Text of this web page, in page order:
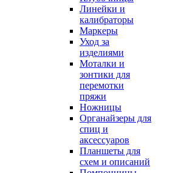
Линейки и
калибраторы
Маркеры
Уход за
изделиями
Моталки и
зонтики для
перемотки
пряжи
Ножницы
Органайзеры для
спиц и
аксессуаров
Планшеты для
схем и описаний